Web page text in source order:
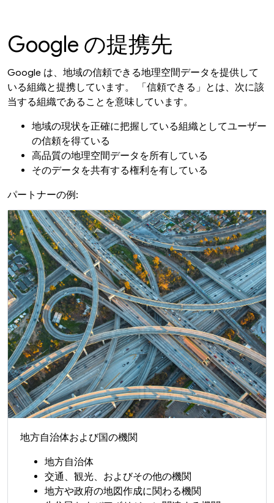
Google の提携先
Google は、地域の信頼できる地理空間データを提供して
いる組織と提携しています。 「信頼できる」とは、次に該
当する組織であることを意味しています。
地域の現状を正確に把握している組織としてユーザー
の信頼を得ている
高品質の地理空間データを所有している
そのデータを共有する権利を有している
パートナーの例:
地方自治体および国の機関
地方自治体
交通、観光、およびその他の機関
地方や政府の地図作成に関わる機関